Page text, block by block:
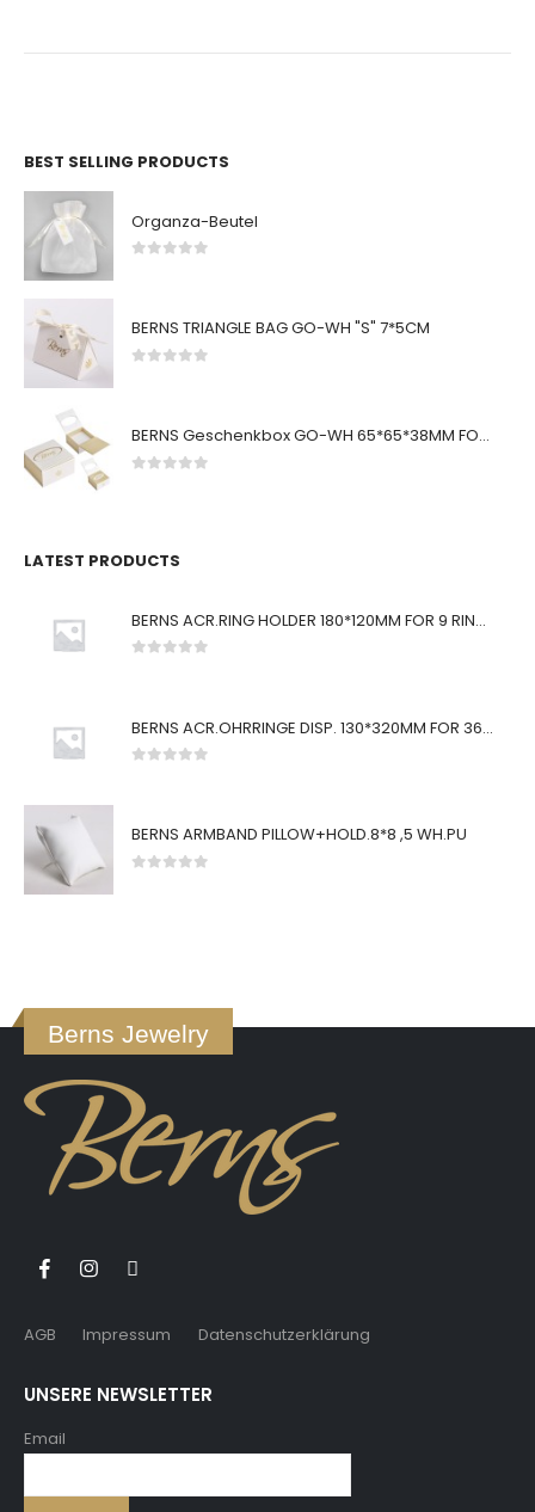
BEST SELLING PRODUCTS
Organza-Beutel
BERNS TRIANGLE BAG GO-WH "S" 7*5CM
BERNS Geschenkbox GO-WH 65*65*38MM FOR SMALL SETS
LATEST PRODUCTS
BERNS ACR.RING HOLDER 180*120MM FOR 9 RINGS
BERNS ACR.OHRRINGE DISP. 130*320MM FOR 36 PAIRS
BERNS ARMBAND PILLOW+HOLD.8*8 ,5 WH.PU
Berns Jewelry
AGB Impressum Datenschutzerklärung
UNSERE NEWSLETTER
Email